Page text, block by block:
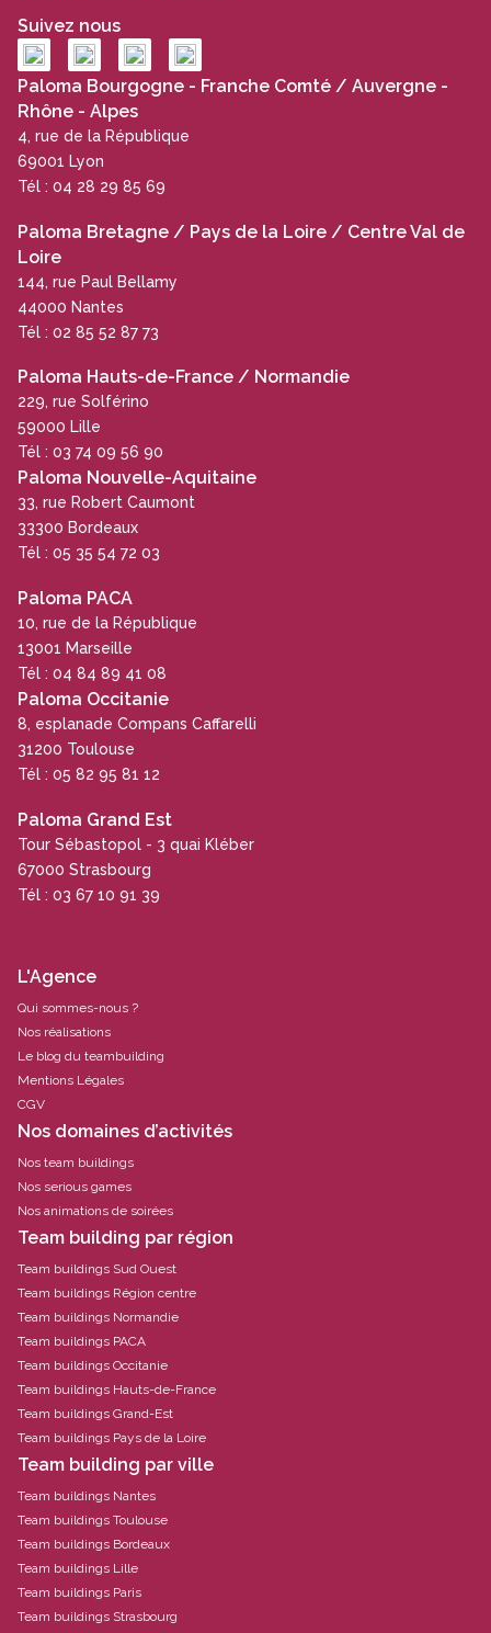
Suivez nous
Paloma Bourgogne - Franche Comté / Auvergne -
Rhône - Alpes
4, rue de la République
69001 Lyon
Tél : 04 28 29 85 69
Paloma Bretagne / Pays de la Loire / Centre Val de
Loire
144, rue Paul Bellamy
44000 Nantes
Tél : 02 85 52 87 73
Paloma Hauts-de-France / Normandie
229, rue Solférino
59000 Lille
Tél : 03 74 09 56 90
Paloma Nouvelle-Aquitaine
33, rue Robert Caumont
33300 Bordeaux
Tél : 05 35 54 72 03
Paloma PACA
10, rue de la République
13001 Marseille
Tél : 04 84 89 41 08
Paloma Occitanie
8, esplanade Compans Caffarelli
31200 Toulouse
Tél : 05 82 95 81 12
Paloma Grand Est
Tour Sébastopol - 3 quai Kléber
67000 Strasbourg
Tél : 03 67 10 91 39
L'Agence
Qui sommes-nous ?
Nos réalisations
Le blog du teambuilding
Mentions Légales
CGV
Nos domaines d’activités
Nos team buildings
Nos serious games
Nos animations de soirées
Team building par région
Team buildings Sud Ouest
Team buildings Région centre
Team buildings Normandie
Team buildings PACA
Team buildings Occitanie
Team buildings Hauts-de-France
Team buildings Grand-Est
Team buildings Pays de la Loire
Team building par ville
Team buildings Nantes
Team buildings Toulouse
Team buildings Bordeaux
Team buildings Lille
Team buildings Paris
Team buildings Strasbourg